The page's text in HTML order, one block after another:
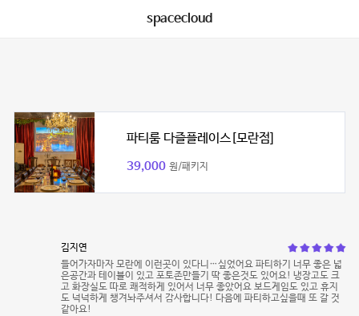
spacecloud
파티룸 다즐플레이스[모란점]
39,000 원/패키지
김지연
들어가자마자 모란에 이런곳이 있다니…싶었어요 파티하기 너무 좋은 넓
은공간과 테이블이 있고 포토존만들기 딱 좋은것도 있어요! 냉장고도 크
고 화장실도 따로 쾌적하게 있어서 너무 좋았어요 보드게임도 있고 휴지
도 넉넉하게 챙겨놔주셔서 감사합니다! 다음에 파티하고싶을때 또 갈 것
같아요!